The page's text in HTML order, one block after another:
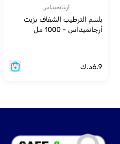
أرغانميداس
بلسم الترطيب الشفاف بزيت
أرجانميداس - 1000 مل
6.9د.ك